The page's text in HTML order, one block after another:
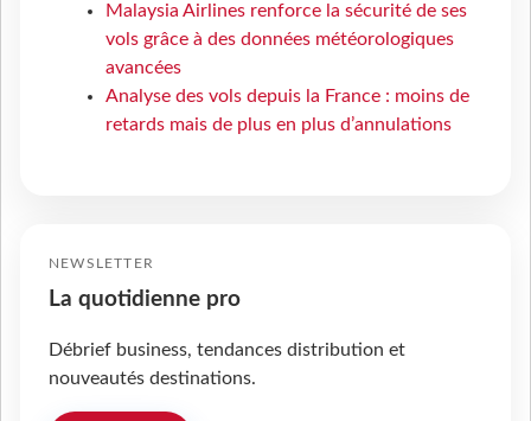
Malaysia Airlines renforce la sécurité de ses
vols grâce à des données météorologiques
avancées
Analyse des vols depuis la France : moins de
retards mais de plus en plus d’annulations
NEWSLETTER
La quotidienne pro
Débrief business, tendances distribution et
nouveautés destinations.